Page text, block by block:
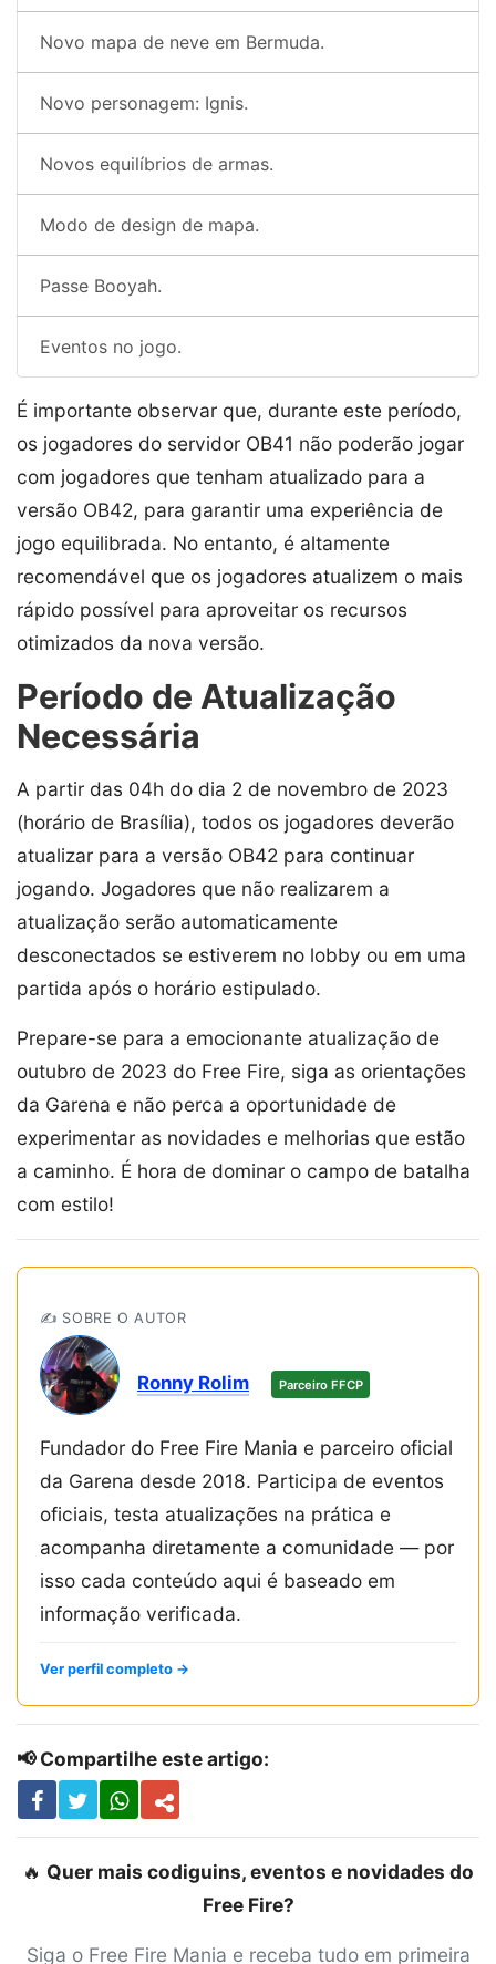
Novo mapa de neve em Bermuda.
Novo personagem: Ignis.
Novos equilíbrios de armas.
Modo de design de mapa.
Passe Booyah.
Eventos no jogo.
É importante observar que, durante este período,
os jogadores do servidor OB41 não poderão jogar
com jogadores que tenham atualizado para a
versão OB42, para garantir uma experiência de
jogo equilibrada. No entanto, é altamente
recomendável que os jogadores atualizem o mais
rápido possível para aproveitar os recursos
otimizados da nova versão.
Período de Atualização
Necessária
A partir das 04h do dia 2 de novembro de 2023
(horário de Brasília), todos os jogadores deverão
atualizar para a versão OB42 para continuar
jogando. Jogadores que não realizarem a
atualização serão automaticamente
desconectados se estiverem no lobby ou em uma
partida após o horário estipulado.
Prepare-se para a emocionante atualização de
outubro de 2023 do Free Fire, siga as orientações
da Garena e não perca a oportunidade de
experimentar as novidades e melhorias que estão
a caminho. É hora de dominar o campo de batalha
com estilo!
✍️ SOBRE O AUTOR
Ronny Rolim Parceiro FFCP
Fundador do Free Fire Mania e parceiro oficial
da Garena desde 2018. Participa de eventos
oficiais, testa atualizações na prática e
acompanha diretamente a comunidade — por
isso cada conteúdo aqui é baseado em
informação verificada.
Ver perfil completo →
📢 Compartilhe este artigo:
🔥 Quer mais codiguins, eventos e novidades do
Free Fire?
Siga o Free Fire Mania e receba tudo em primeira